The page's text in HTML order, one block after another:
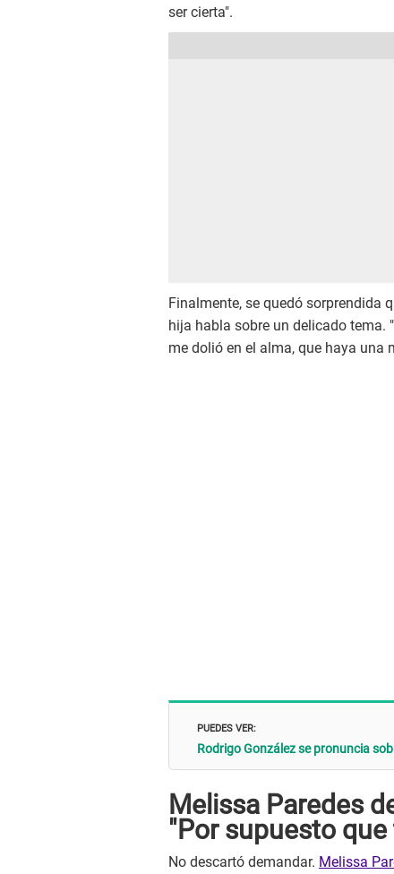
ser cierta".
Finalmente, se quedó sorprendida
hija habla sobre un delicado tema.
me dolió en el alma, que haya
PUEDES VER:
Rodrigo González se pronuncia
Melissa Paredes
"Por supuesto
No descartó demandar. Melissa